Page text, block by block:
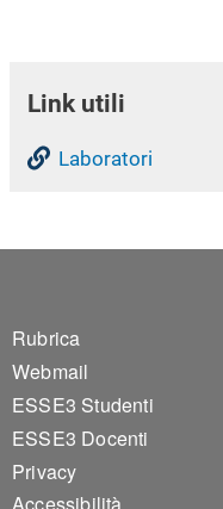
Link utili
Laboratori
Footer 1
Rubrica
Webmail
ESSE3 Studenti
ESSE3 Docenti
Privacy